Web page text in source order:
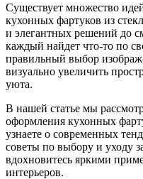
Существует множество
кухонных фартуков из
и элегантных решений до
каждый найдет что-то по
правильный выбор
визуально увеличить
уюта.
В нашей статье мы
оформления кухонных
узнаете о современных
советы по выбору и уходу
вдохновитесь яркими
интерьеров.